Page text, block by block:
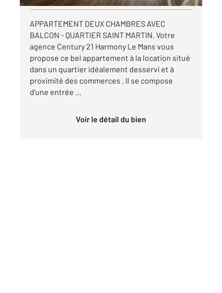
APPARTEMENT DEUX CHAMBRES AVEC
BALCON - QUARTIER SAINT MARTIN. Votre
agence Century 21 Harmony Le Mans vous
propose ce bel appartement à la location situé
dans un quartier idéalement desservi et à
proximité des commerces . Il se compose
d'une entrée ...
Voir le détail du bien